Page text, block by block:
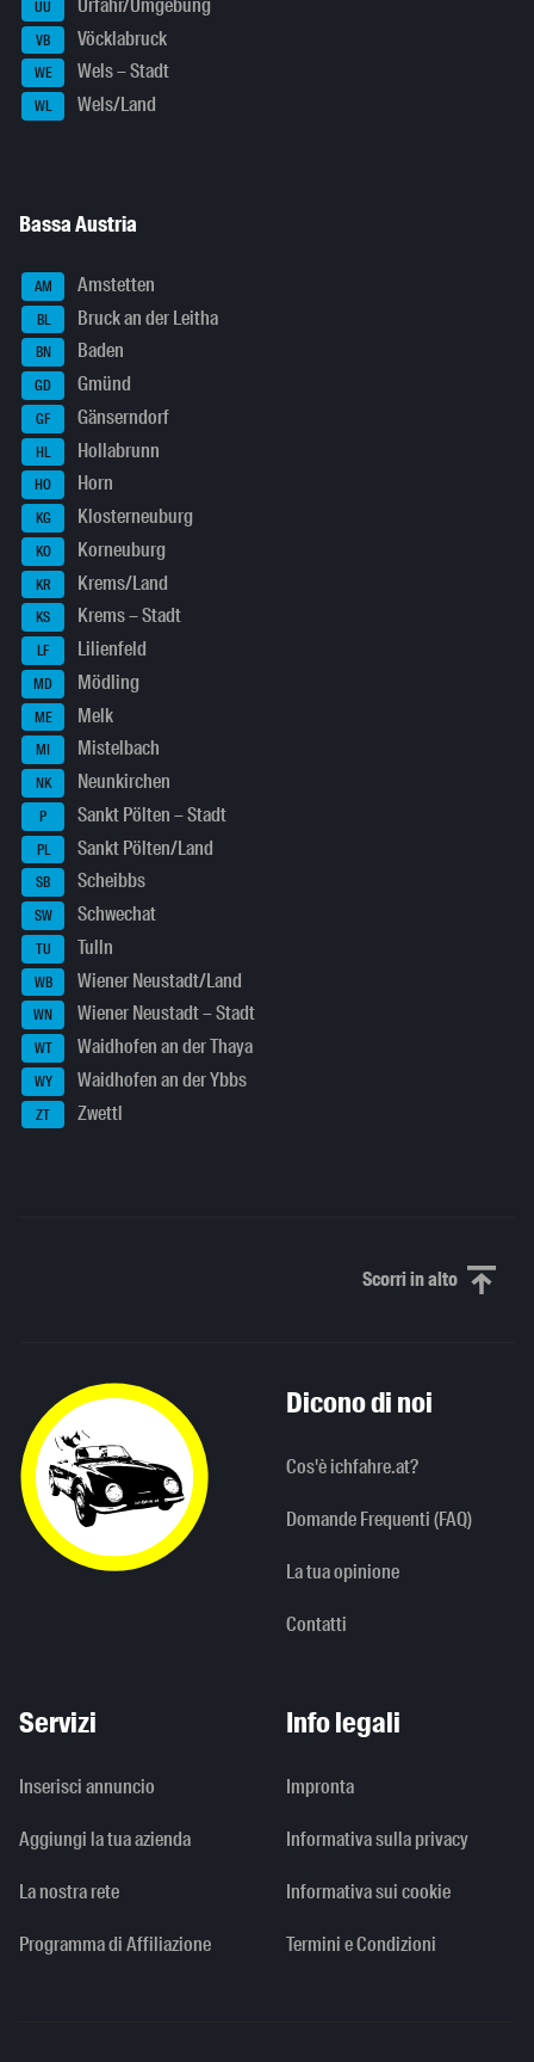
UU Urfahr/Umgebung
VB Vöcklabruck
WE Wels – Stadt
WL Wels/Land
Bassa Austria
AM Amstetten
BL Bruck an der Leitha
BN Baden
GD Gmünd
GF Gänserndorf
HL Hollabrunn
HO Horn
KG Klosterneuburg
KO Korneuburg
KR Krems/Land
KS Krems – Stadt
LF Lilienfeld
MD Mödling
ME Melk
MI Mistelbach
NK Neunkirchen
P Sankt Pölten – Stadt
PL Sankt Pölten/Land
SB Scheibbs
SW Schwechat
TU Tulln
WB Wiener Neustadt/Land
WN Wiener Neustadt – Stadt
WT Waidhofen an der Thaya
WY Waidhofen an der Ybbs
ZT Zwettl
Scorri in altoScorri in alto
Dicono di noi
Cos'è ichfahre.at?
Domande Frequenti (FAQ)
La tua opinione
Contatti
Servizi
Inserisci annuncio
Aggiungi la tua azienda
La nostra rete
Programma di Affiliazione
Info legali
Impronta
Informativa sulla privacy
Informativa sui cookie
Termini e Condizioni